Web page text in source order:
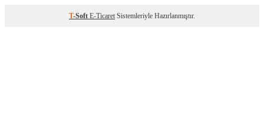
T-Soft E-Ticaret Sistemleriyle Hazırlanmıştır.